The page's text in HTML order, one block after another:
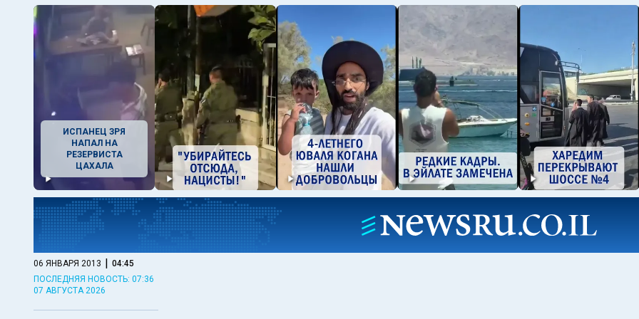
ИСПАНЕЦ ЗРЯ
НАПАЛ НА
РЕЗЕРВИСТА
ЦАХАЛА
06 ЯНВАРЯ 2013 | 04:45
ПОСЛЕДНЯЯ НОВОСТЬ: 07:36
07 АВГУСТА 2026